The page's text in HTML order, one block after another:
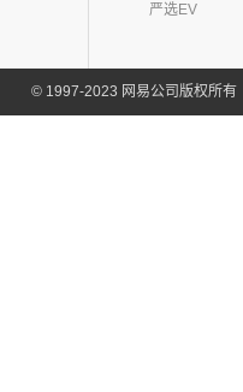
严选EV
©1997-2023 网易公司版权所有